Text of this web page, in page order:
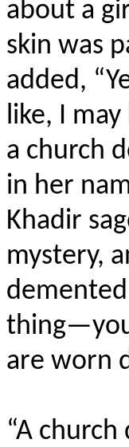
about a
skin was
added,
like, I
a church
in her
Khadir
mystery,
are worn
“A